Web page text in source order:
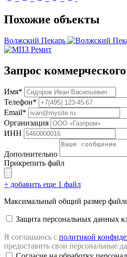
Похожие объекты
Волжский Пекарь
Запрос
Имя*
Телефон*
Email*
Организация
ИНН
Дополнительно
Прикрепить файл
+ добавить еще 1 файл
Максимальный общий размер
Защита персональных данных
Я соглашаюсь с политикой
предоставить свои персональные